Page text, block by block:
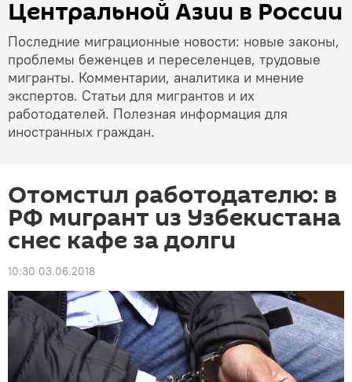
Центральной Азии в России
Последние миграционные новости: новые законы,
проблемы беженцев и переселенцев, трудовые
мигранты. Комментарии, аналитика и мнение
экспертов. Статьи для мигрантов и их
работодателей. Полезная информация для
иностранных граждан.
Отомстил работодателю: в
РФ мигрант из Узбекистана
снес кафе за долги
10:30 03.06.2018